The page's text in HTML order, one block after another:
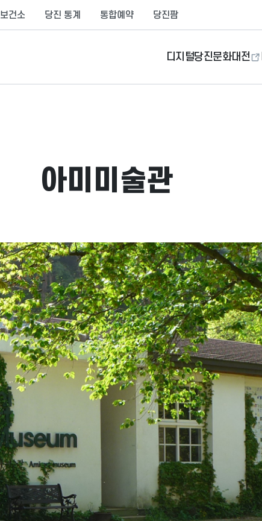
보건소 당진 통계 통합예약 당진팜
디지털당진문화대전
아미미술관